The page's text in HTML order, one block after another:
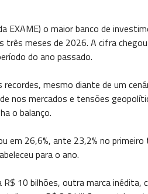
EXAME) o maior banco de
meses de 2026. A cifra
do ano passado.
mesmo diante de um
nos mercados e tensões
o balanço.
em 26,6%, ante 23,2% no
para o ano.
10 bilhões, outra marca inédita,